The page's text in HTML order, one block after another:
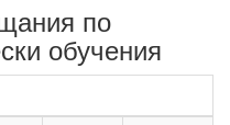
по
обучения